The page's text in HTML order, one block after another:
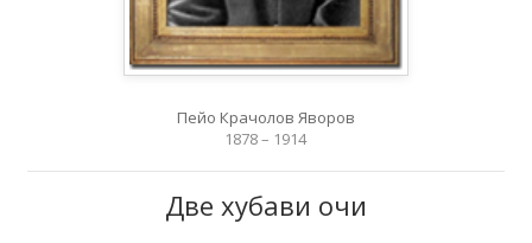
Пейо Крачолов Яворов
1878 – 1914
Две хубави очи